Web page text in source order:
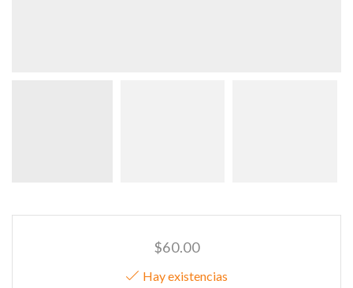
$60.00
Hay existencias